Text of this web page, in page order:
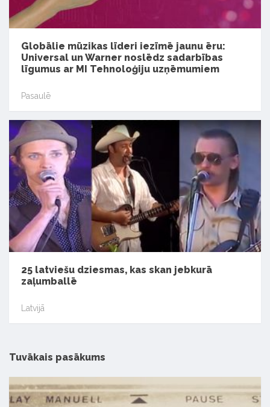
Globālie mūzikas līderi iezīmē jaunu ēru:
Universal un Warner noslēdz sadarbības
līgumus ar MI Tehnoloģiju uzņēmumiem
Pasaulē
25 latviešu dziesmas, kas skan jebkurā
zaļumballē
Latvijā
Tuvākais pasākums